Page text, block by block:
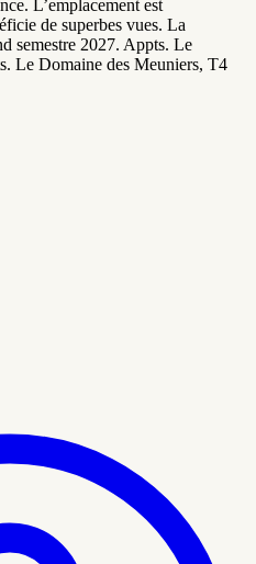
L’emplacement est
de superbes vues. La
semestre 2027. Appts. Le
Le Domaine des Meuniers, T4